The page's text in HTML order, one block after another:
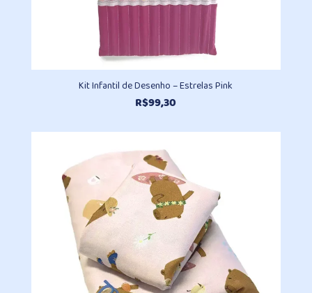
Kit Infantil de Desenho – Estrelas Pink
R$99,30